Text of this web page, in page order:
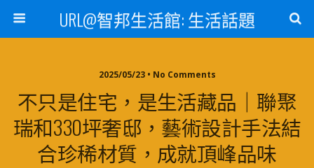
URL@智邦生活館: 生活話題
2025/05/23 • No Comments
不只是住宅，是生活藏品｜聯聚
瑞和330坪奢邸，藝術設計手法結
合珍稀材質，成就頂峰品味